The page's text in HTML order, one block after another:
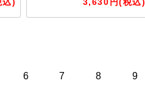
6 7 8 9